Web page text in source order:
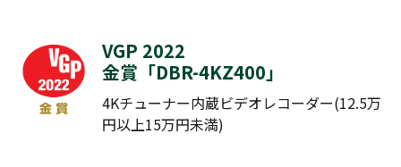
VGP 2022
金賞「DBR-4KZ400」
4Kチューナー内蔵ビデオレコーダー(12.5万
円以上15万円未満)